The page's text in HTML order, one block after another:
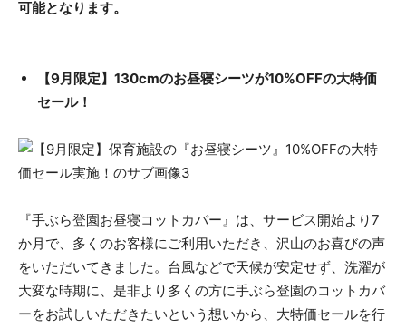
可能となります。
【9月限定】130cmのお昼寝シーツが10%OFFの大特価
セール！
『手ぶら登園お昼寝コットカバー』は、サービス開始より7
か月で、多くのお客様にご利用いただき、沢山のお喜びの声
をいただいてきました。台風などで天候が安定せず、洗濯が
大変な時期に、是非より多くの方に手ぶら登園のコットカバ
ーをお試しいただきたいという想いから、大特価セールを行